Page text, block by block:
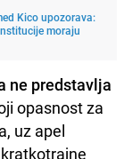
Kico upozorava:
moraju
ne predstavlja
opasnost za
uz apel